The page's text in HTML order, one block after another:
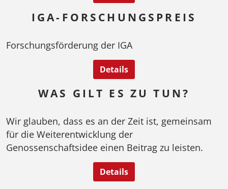
IGA-FORSCHUNGSPREIS
Forschungsförderung der IGA
Details
WAS GILT ES ZU TUN?
Wir glauben, dass es an der Zeit ist, gemeinsam
für die Weiterentwicklung der
Genossenschaftsidee einen Beitrag zu leisten.
Details